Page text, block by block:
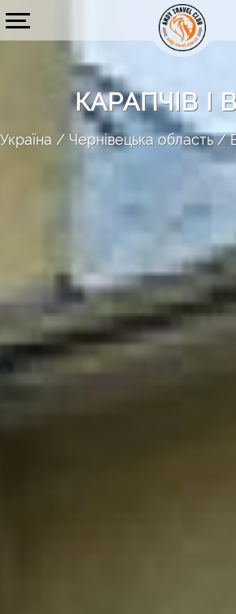
КАРАПЧІВ І
Україна Чернівецька область